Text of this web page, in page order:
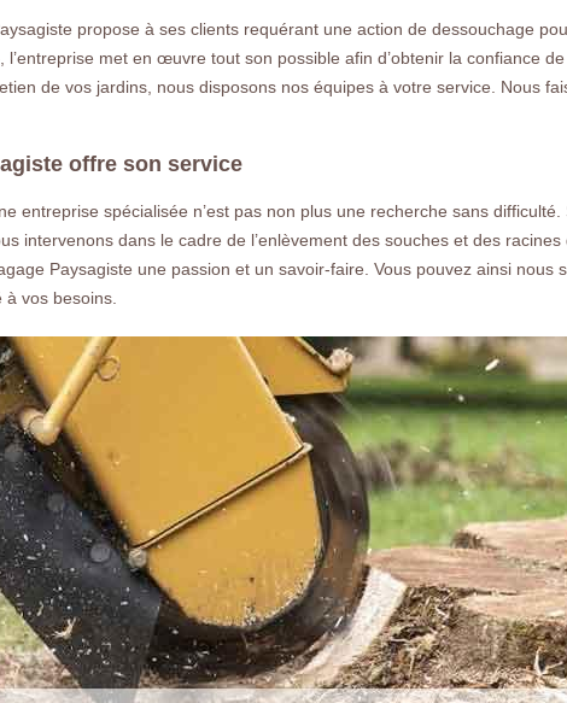
propose à ses clients requérant une action de dessouchage
met en œuvre tout son possible afin d’obtenir la confiance
de vos jardins, nous disposons nos équipes à votre service. Nous
offre son service
entreprise spécialisée n’est pas non plus une recherche sans
intervenons dans le cadre de l’enlèvement des souches et des racines
Paysagiste une passion et un savoir-faire. Vous pouvez ainsi nous
vos besoins.